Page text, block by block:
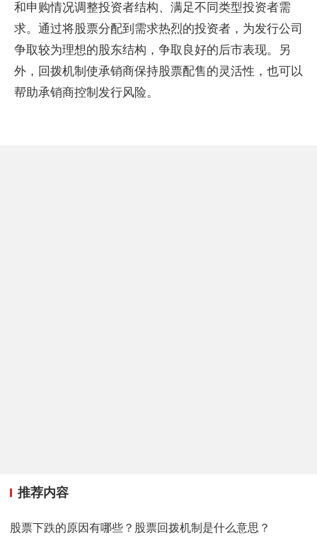
和申购情况调整投资者结构、满足不同类型投资者需
求。通过将股票分配到需求热烈的投资者，为发行公司
争取较为理想的股东结构，争取良好的后市表现。另
外，回拨机制使承销商保持股票配售的灵活性，也可以
帮助承销商控制发行风险。
推荐内容
股票下跌的原因有哪些？股票回拨机制是什么意思？